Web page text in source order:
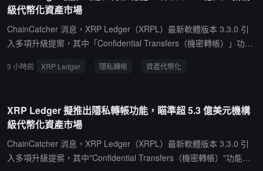
級代幣化資產市場
ChainCatcher 消息，XRP Ledger（XRPL）最新軟體版本 3.3.0 引
入多項升級提案，其中「Confidential Transfers（機密轉帳）」功能
加密，同時保留帳戶及代幣類型可見性。該功能主要面向 XRPL 上的
證交易有效性，但無需公開具體金額。據 CoinDesk 報導，XRPL 目
前已有約 13.8 億美元鏈上現實世界資產（RWA），其中包括約 8.45
7 億美元 RLUSD。除 RLUSD 外，XRPL 上還有超過 5.3 億美元的代
幣化資產，涉及 Ondo、VERT Capital、Archax 及法國興業銀行等發
3 小時前 XRP Ledger 隱私轉帳 資產代幣化
XRP Ledger 擬推出隱私轉帳功能，瞄準超 5.3 億美元機構
級代幣化資產市場
ChainCatcher 消息，XRP Ledger（XRPL）最新軟體版本 3.3.0 引
入多項升級提案，其中"Confidential Transfers（機密轉帳）"功能旨